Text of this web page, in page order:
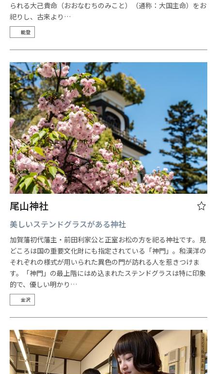
られる大己貴命（おおなむちのみこと）（通称：大国主命）をお
祀りし、古来より…
能登
尾山神社
美しいステンドグラスがある神社
加賀藩初代藩主・前田利家公と正室お松の方を祀る神社です。見
どころは国の重要文化財にも指定されている「神門」。和漢洋の
それぞれの様式が用いられた異色の門が訪れる人を惹きつけま
す。「神門」の最上階にはめ込まれたステンドグラスは特に印象
的で、優しい明かり…
金沢